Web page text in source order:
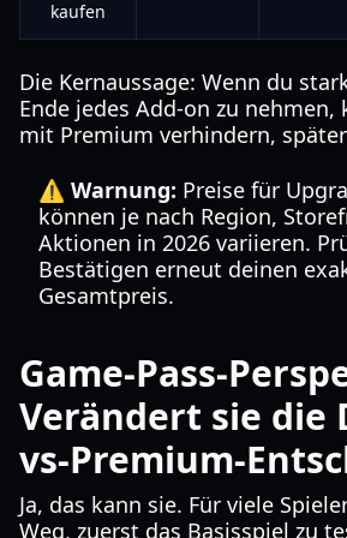
kaufen
Die Kernaussage: Wenn du
Ende jedes Add-on zu nehmen,
mit Premium verhindern,
⚠️ Warnung: Preise für
können je nach Region,
Aktionen in 2026 variieren.
Bestätigen erneut deinen
Gesamtpreis.
Game-Pass-
Verändert sie die
vs-Premium-
Ja, das kann sie. Für viele
Weg, zuerst das Basisspiel zu